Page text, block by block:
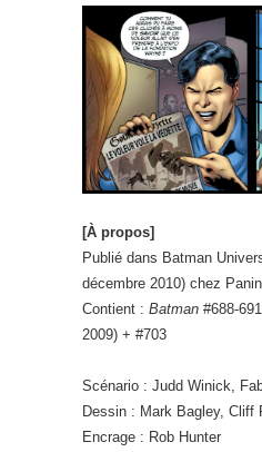
[À propos]
Publié dans Batman
décembre 2010) chez
Contient : Batman #688-
2009) + #703
Scénario : Judd Winick,
Dessin : Mark Bagley, Cliff
Encrage : Rob Hunter